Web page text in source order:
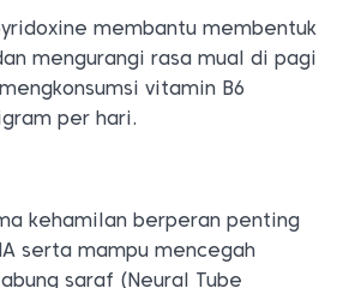
membantu membentuk
mengurangi rasa mual di pagi
vitamin B6
per hari.
kehamilan berperan penting
serta mampu mencegah
saraf (Neural Tube